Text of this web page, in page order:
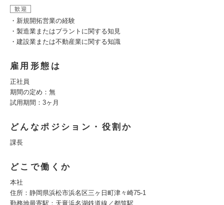
歓迎
・新規開拓営業の経験
・製造業またはプラントに関する知見
・建設業または不動産業に関する知識
雇用形態は
正社員
期間の定め：無
試用期間：3ヶ月
どんなポジション・役割か
課長
どこで働くか
本社
住所：静岡県浜松市浜名区三ヶ日町津々崎75-1
勤務地最寄駅：天竜浜名湖鉄道線／都筑駅